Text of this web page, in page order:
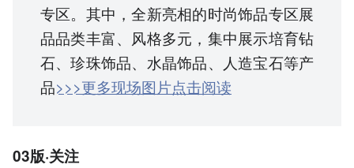
专区。其中，全新亮相的时尚饰品专区展
品品类丰富、风格多元，集中展示培育钻
石、珍珠饰品、水晶饰品、人造宝石等产
品>>>更多现场图片点击阅读
03版·关注